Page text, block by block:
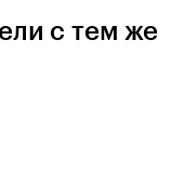
с тем же